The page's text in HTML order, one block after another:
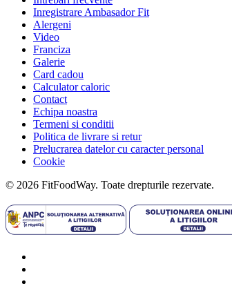
Inregistrare Ambasador Fit
Alergeni
Video
Franciza
Galerie
Card cadou
Calculator caloric
Contact
Echipa noastra
Termeni si conditii
Politica de livrare si retur
Prelucrarea datelor cu caracter personal
Cookie
© 2026 FitFoodWay. Toate drepturile rezervate.